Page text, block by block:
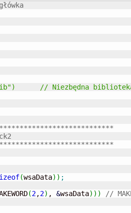
#pragma comment(lib, "ws2_32.lib")	// Niezbędna
(wsaData) ) ;
(2,2) , &wsaData) ) )
//